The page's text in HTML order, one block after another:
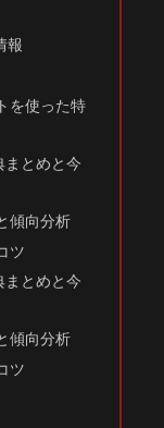
報
を使った特
まとめと今
傾向分析
ツ
まとめと今
傾向分析
ツ